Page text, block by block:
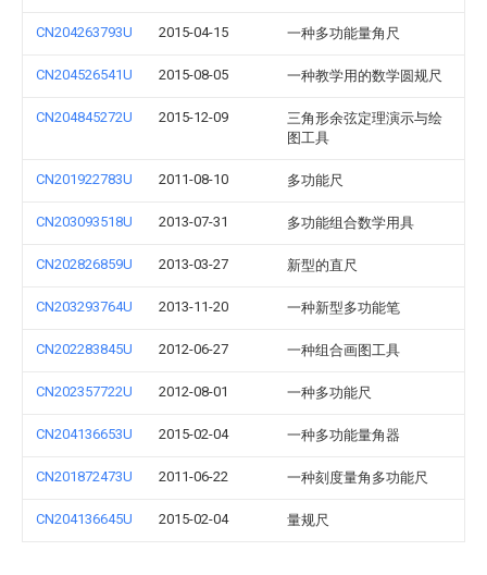
CN204263793U 2015-04-15 一种多功能量角尺
CN204526541U 2015-08-05 一种教学用的数学圆规尺
CN204845272U 2015-12-09
三角形余弦定理演示与绘
图工具
CN201922783U 2011-08-10 多功能尺
CN203093518U 2013-07-31 多功能组合数学用具
CN202826859U 2013-03-27 新型的直尺
CN203293764U 2013-11-20 一种新型多功能笔
CN202283845U 2012-06-27 一种组合画图工具
CN202357722U 2012-08-01 一种多功能尺
CN204136653U 2015-02-04 一种多功能量角器
CN201872473U 2011-06-22 一种刻度量角多功能尺
CN204136645U 2015-02-04 量规尺